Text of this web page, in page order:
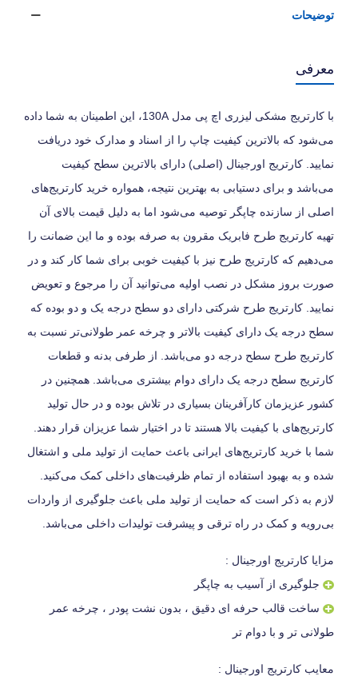
توضیحات
معرفی
با کارتریج مشکی لیزری اچ پی مدل 130A، این اطمینان به شما داده
می‌شود که بالاترین کیفیت چاپ را از اسناد و مدارک خود دریافت
نمایید. کارتریج اورجینال (اصلی) دارای بالاترین سطح کیفیت
می‌باشد و برای دستیابی به بهترین نتیجه، همواره خرید کارتریج‌های
اصلی از سازنده چاپگر توصیه می‌شود اما به دلیل قیمت بالای آن
تهیه کارتریج طرح فابریک مقرون به صرفه بوده و ما این ضمانت را
می‌دهیم که کارتریج طرح نیز با کیفیت خوبی برای شما کار کند و در
صورت بروز مشکل در نصب اولیه می‌توانید آن را مرجوع و تعویض
نمایید. کارتریج طرح شرکتی دارای دو سطح درجه یک و دو بوده که
سطح درجه یک دارای کیفیت بالاتر و چرخه عمر طولانی‌تر نسبت به
کارتریج طرح سطح درجه دو می‌باشد. از طرفی بدنه و قطعات
کارتریج سطح درجه یک دارای دوام بیشتری می‌باشد. همچنین در
کشور عزیزمان کارآفرینان بسیاری در تلاش بوده و در حال تولید
کارتریج‌های با کیفیت بالا هستند تا در اختیار شما عزیزان قرار دهند.
شما با خرید کارتریج‌های ایرانی باعث حمایت از تولید ملی و اشتغال
شده و به بهبود استفاده از تمام ظرفیت‌های داخلی کمک می‌کنید.
لازم به ذکر است که حمایت از تولید ملی باعث جلوگیری از واردات
بی‌رویه و کمک در راه ترقی و پیشرفت تولیدات داخلی می‌باشد.
مزایا کارتریج اورجینال :
جلوگیری از آسیب به چاپگر
ساخت قالب حرفه ای دقیق ، بدون نشت پودر ، چرخه عمر
طولانی تر و با دوام تر
معایب کارتریج اورجینال :